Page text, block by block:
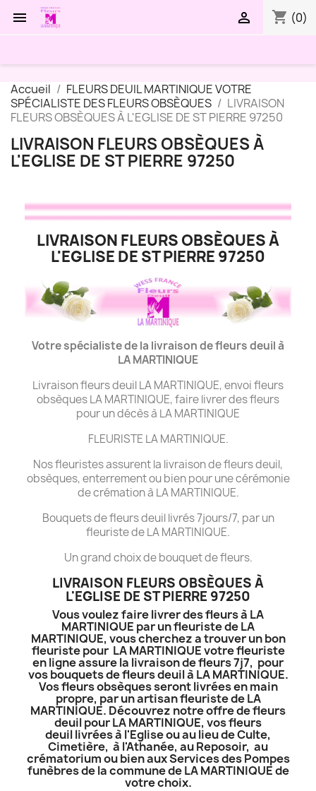
 shopping_cart (0)

Accueil
FLEURS DEUIL MARTINIQUE VOTRE
SPÉCIALISTE DES FLEURS OBSÈQUES
LIVRAISON
FLEURS OBSÈQUES À L'EGLISE DE ST PIERRE 97250
LIVRAISON FLEURS OBSÈQUES À
L'EGLISE DE ST PIERRE 97250
LIVRAISON FLEURS OBSÈQUES À
L'EGLISE DE ST PIERRE 97250
Votre spécialiste de la livraison de fleurs deuil à
LA MARTINIQUE
Livraison fleurs deuil LA MARTINIQUE, envoi fleurs
obsèques LA MARTINIQUE, faire livrer des fleurs
pour un décès à LA MARTINIQUE
FLEURISTE LA MARTINIQUE.
Nos fleuristes assurent la livraison de fleurs deuil,
obsèques, enterrement ou bien pour une cérémonie
de crémation à LA MARTINIQUE.
Bouquets de fleurs deuil livrés 7jours/7, par un
fleuriste de LA MARTINIQUE.
Un grand choix de bouquet de fleurs.
LIVRAISON FLEURS OBSÈQUES À
L'EGLISE DE ST PIERRE 97250
Vous voulez faire livrer des fleurs à LA
MARTINIQUE par un fleuriste de LA
MARTINIQUE, vous cherchez a trouver un bon
fleuriste pour LA MARTINIQUE votre fleuriste
en ligne assure la livraison de fleurs 7j7, pour
vos bouquets de fleurs deuil à LA MARTINIQUE.
Vos fleurs obsèques seront livrées en main
propre, par un artisan fleuriste de LA
MARTINIQUE. Découvrez notre offre de fleurs
deuil pour LA MARTINIQUE, vos fleurs
deuil livrées à l'Eglise ou au lieu de Culte,
Cimetière, à l'Athanée, au Reposoir, au
crématorium ou bien aux Services des Pompes
funèbres de la commune de LA MARTINIQUE de
votre choix.